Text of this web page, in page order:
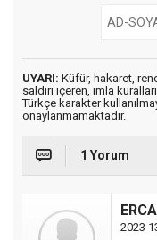
UYARI: Küfür, hakaret,
saldırı içeren, imla
Türkçe karakter
onaylanmamaktadır.
1 Yorum
2023